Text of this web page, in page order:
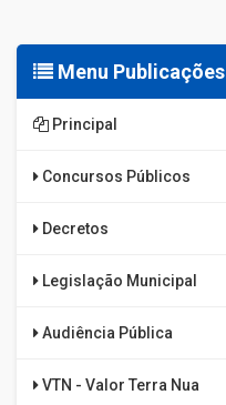
Menu Publicações
Principal
Concursos Públicos
Decretos
Legislação Municipal
Audiência Pública
VTN - Valor Terra Nua